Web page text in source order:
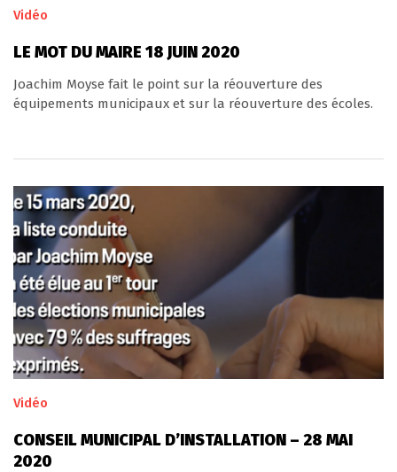
Vidéo
LE MOT DU MAIRE 18 JUIN 2020
Joachim Moyse fait le point sur la réouverture des
équipements municipaux et sur la réouverture des écoles.
Vidéo
CONSEIL MUNICIPAL D’INSTALLATION – 28 MAI
2020